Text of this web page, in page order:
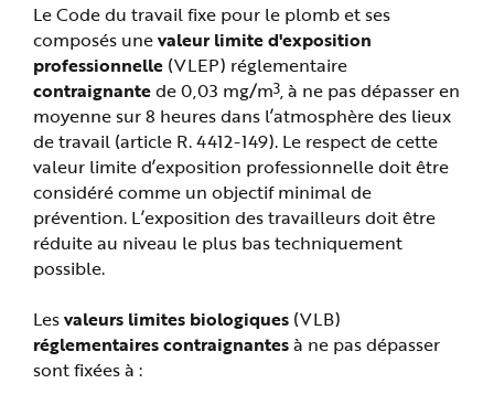
Le Code du travail fixe pour le plomb et ses
composés unevaleur limite d'exposition
professionnelle (VLEP) réglementaire
contraignantede 0,03 mg/m3, à ne pas dépasser en
moyenne sur 8 heures dans l’atmosphère des lieux
de travail (article R. 4412-149). Le respect de cette
valeur limite d’exposition professionnelle doit être
considéré comme un objectif minimal de
prévention. L’exposition des travailleurs doit être
réduite au niveau le plus bas techniquement
possible.
Lesvaleurs limites biologiques (VLB)
réglementaires contraignantesà ne pas dépasser
sont fixées à :